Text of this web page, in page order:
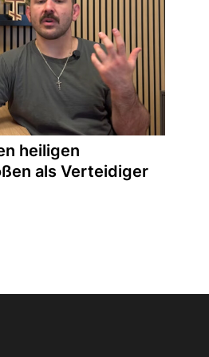
heiligen
als Verteidiger